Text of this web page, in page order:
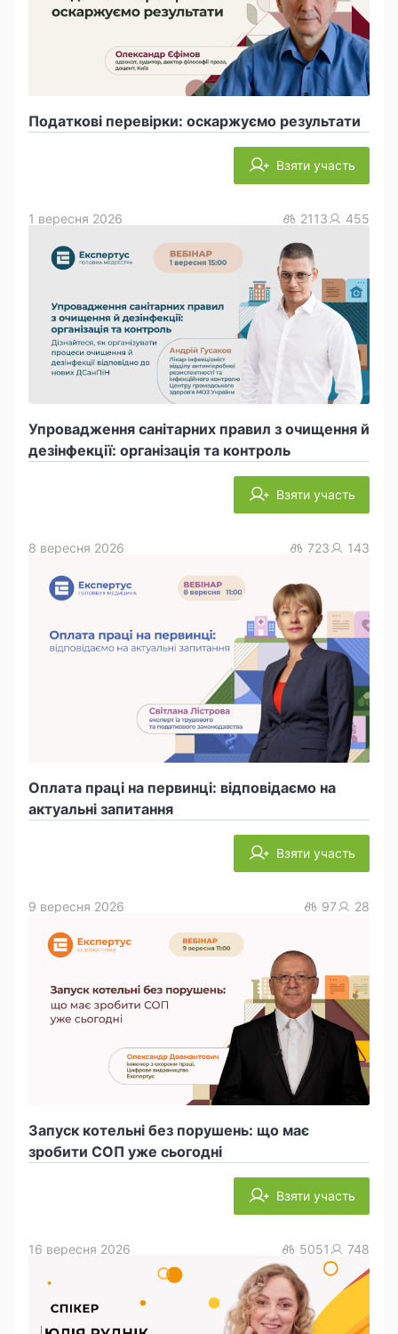
Податкові перевірки: оскаржуємо результати
Взяти участь
Упровадження санітарних правил з очищення й
дезінфекції: організація та контроль
1 вересня 2026 2113 455
Взяти участь
Оплата праці на первинці: відповідаємо на
актуальні запитання
8 вересня 2026 723 143
Взяти участь
Запуск котельні без порушень: що має
зробити СОП уже сьогодні
9 вересня 2026 97 28
Взяти участь
16 вересня 2026 5051 748